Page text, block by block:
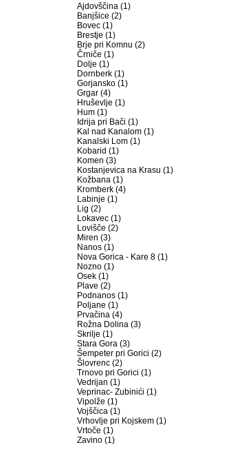
Ajdovščina (1)
Banjšice (2)
Bovec (1)
Brestje (1)
Brje pri Komnu (2)
Črniče (1)
Dolje (1)
Dornberk (1)
Gorjansko (1)
Grgar (4)
Hruševlje (1)
Hum (1)
Idrija pri Bači (1)
Kal nad Kanalom (1)
Kanalski Lom (1)
Kobarid (1)
Komen (3)
Kostanjevica na Krasu (1)
Kožbana (1)
Kromberk (4)
Labinje (1)
Lig (2)
Lokavec (1)
Lovišče (2)
Miren (3)
Nanos (1)
Nova Gorica - Kare 8 (1)
Nozno (1)
Osek (1)
Plave (2)
Podnanos (1)
Poljane (1)
Prvačina (4)
Rožna Dolina (3)
Skrilje (1)
Stara Gora (3)
Šempeter pri Gorici (2)
Šlovrenc (2)
Trnovo pri Gorici (1)
Vedrijan (1)
Veprinac- Zubinići (1)
Vipolže (1)
Vojščica (1)
Vrhovlje pri Kojskem (1)
Vrtoče (1)
Zavino (1)